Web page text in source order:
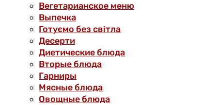
Вегетарианское меню
Выпечка
Готуємо без світла
Десерти
Диетические блюда
Вторые блюда
Гарниры
Мясные блюда
Овощные блюда